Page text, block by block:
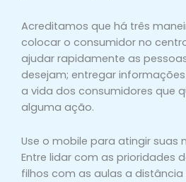
Acreditamos que há três
colocar o consumidor no
ajudar rapidamente as
desejam; entregar
a vida dos consumidores que
alguma ação.
Use o mobile para atingir suas
Entre lidar com as prioridades
filhos com as aulas a